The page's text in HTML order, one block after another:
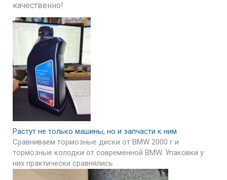
качественно!
Растут не только машины, но и запчасти к ним
Сравниваем тормозные диски от BMW 2000 г и
тормозные колодки от современной BMW. Упаковки у
них практически сравнялись